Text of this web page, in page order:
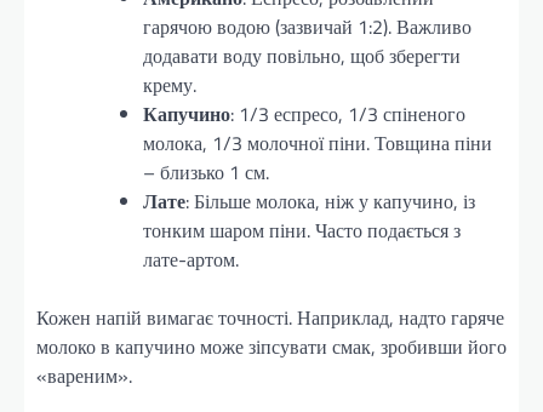
гарячою водою (зазвичай 1:2). Важливо
додавати воду повільно, щоб зберегти
крему.
Капучино: 1/3 еспресо, 1/3 спіненого
молока, 1/3 молочної піни. Товщина піни
– близько 1 см.
Лате: Більше молока, ніж у капучино, із
тонким шаром піни. Часто подається з
лате-артом.
Кожен напій вимагає точності. Наприклад, надто гаряче
молоко в капучино може зіпсувати смак, зробивши його
«вареним».